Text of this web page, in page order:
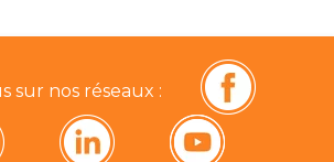
sur nos réseaux :